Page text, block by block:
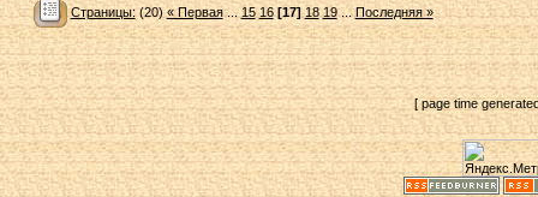
Страницы:(20)« Первая...15 16 [17] 18 19...Последняя »
[ page time